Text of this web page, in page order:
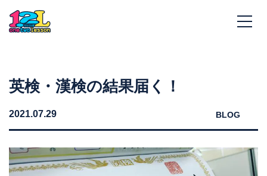
英検・漢検の結果届く！
2021.07.29 BLOG